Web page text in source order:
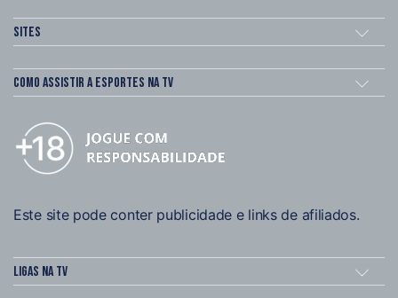
Sites
Como assistir a esportes na TV
Este site pode conter publicidade e links de afiliados.
Ligas na TV